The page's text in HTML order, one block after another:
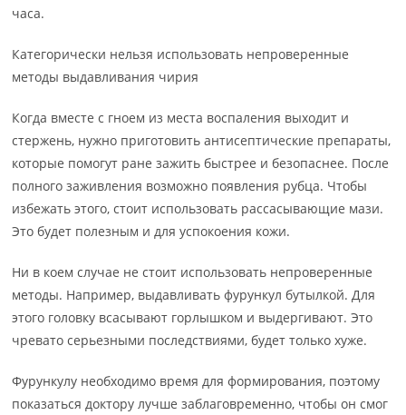
часа.
Категорически нельзя использовать непроверенные
методы выдавливания чирия
Когда вместе с гноем из места воспаления выходит и
стержень, нужно приготовить антисептические препараты,
которые помогут ране зажить быстрее и безопаснее. После
полного заживления возможно появления рубца. Чтобы
избежать этого, стоит использовать рассасывающие мази.
Это будет полезным и для успокоения кожи.
Ни в коем случае не стоит использовать непроверенные
методы. Например, выдавливать фурункул бутылкой. Для
этого головку всасывают горлышком и выдергивают. Это
чревато серьезными последствиями, будет только хуже.
Фурункулу необходимо время для формирования, поэтому
показаться доктору лучше заблаговременно, чтобы он смог